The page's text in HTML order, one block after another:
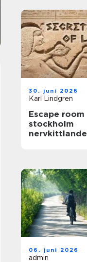
30. juni 2026
Karl Lindgren
Escape room
stockholm
nervkittlande
06. juni 2026
admin